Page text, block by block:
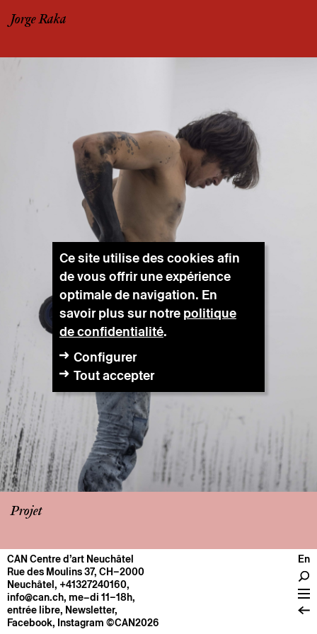
Jorge Raka
Projet
CENTRE
Infos pratiques
Fonctionnement
À propos
CAN Centre d’art Neuchâtel
Rue des Moulins 37, CH–2000
Neuchâtel, +41327240160,
info@can.ch, me–di 11–18h,
entrée libre, Newsletter,
Facebook, Instagram ©CAN2026
En
Ce site utilise des cookies afin
de vous offrir une expérience
optimale de navigation. En
savoir plus sur notre politique
de confidentialité.
Configurer
Tout accepter